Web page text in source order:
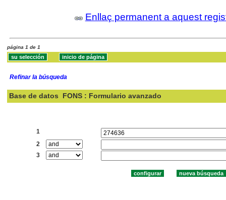
Enllaç permanent a aquest
página 1 de 1
Refinar la búsqueda
Base de datos FONS : Formulario avanzado
1
2
3